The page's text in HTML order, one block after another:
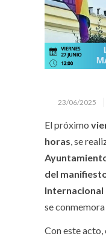
23/06/2025
El próximo
horas, se
del
Internacional
se
Con este